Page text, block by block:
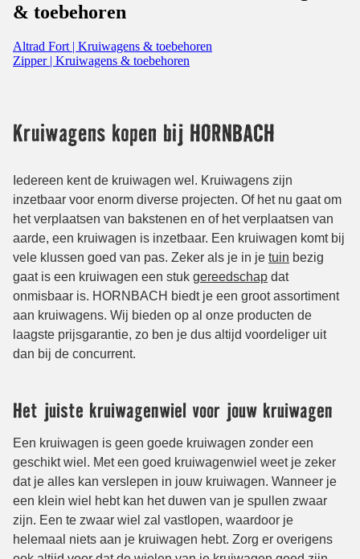
& toebehoren
Altrad Fort | Kruiwagens & toebehoren
Zipper | Kruiwagens & toebehoren